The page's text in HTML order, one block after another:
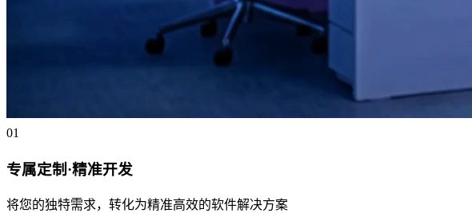
01
专属定制·精准开发
将您的独特需求，转化为精准高效的软件解决方案